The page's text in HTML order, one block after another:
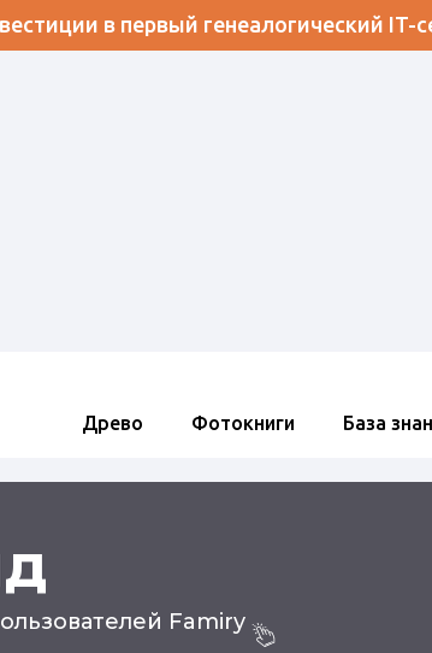
в первый генеалогический IT-
Древо Фотокниги База
Famiry